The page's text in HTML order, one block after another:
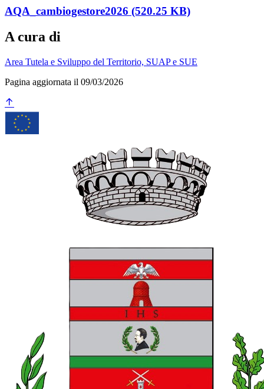
AQA_cambiogestore2026 (520.25 KB)
A cura di
Area Tutela e Sviluppo del Territorio, SUAP e SUE
Pagina aggiornata il 09/03/2026